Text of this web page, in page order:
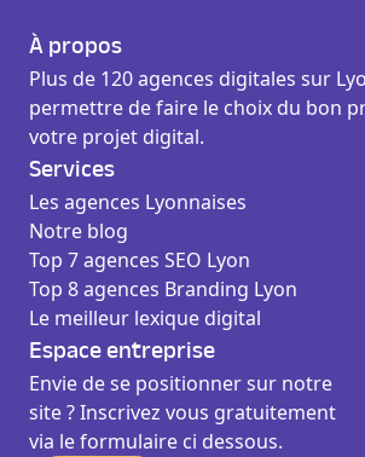
À propos
Plus de 120 agences digitales sur
permettre de faire le choix du bon
votre projet digital.
Services
Les agences Lyonnaises
Notre blog
Top 7 agences SEO Lyon
Top 8 agences Branding Lyon
Le meilleur lexique digital
Espace entreprise
Envie de se positionner sur notre
site ? Inscrivez vous gratuitement
via le formulaire ci dessous.